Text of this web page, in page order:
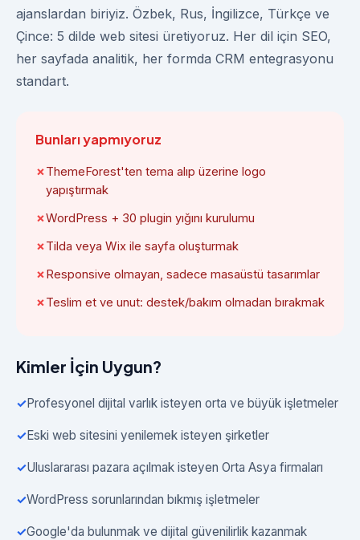
ajanslardan biriyiz. Özbek, Rus, İngilizce, Türkçe ve
Çince: 5 dilde web sitesi üretiyoruz. Her dil için SEO,
her sayfada analitik, her formda CRM entegrasyonu
standart.
Bunları yapmıyoruz
ThemeForest'ten tema alıp üzerine logo
yapıştırmak
WordPress + 30 plugin yığını kurulumu
Tilda veya Wix ile sayfa oluşturmak
Responsive olmayan, sadece masaüstü tasarımlar
Teslim et ve unut: destek/bakım olmadan bırakmak
Kimler İçin Uygun?
Profesyonel dijital varlık isteyen orta ve büyük işletmeler
Eski web sitesini yenilemek isteyen şirketler
Uluslararası pazara açılmak isteyen Orta Asya firmaları
WordPress sorunlarından bıkmış işletmeler
Google'da bulunmak ve dijital güvenilirlik kazanmak